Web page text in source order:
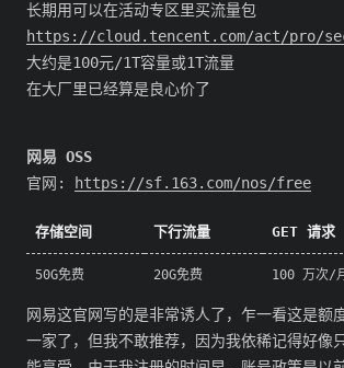
长期用可以在活动专区里买流量包
https://cloud.tencent.com/act/pro/
大约是100元/1T容量或1T流量
在大厂里已经算是良心价了
网易 OSS
官网:
https://sf.163.com/nos/free
存储空间 下行流量 GET 请求
50G免费 20G免费 100 万次/
网易这官网写的是非常诱人了，乍一看这是额
一家了，但我不敢推荐，因为我依稀记得好像